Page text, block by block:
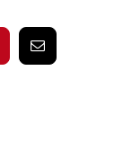
E-
mail